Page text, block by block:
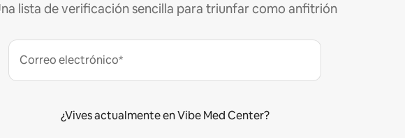
lista de verificación sencilla para triunfar como anfitrión
Correo electrónico*
¿Vives actualmente en Vibe Med Center?